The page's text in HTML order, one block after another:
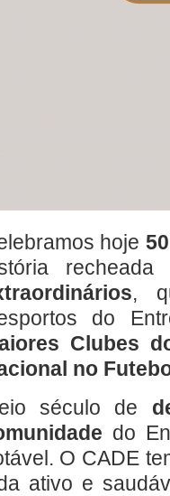
hoje
,
do
Clubes
no
século de
do
O CADE
ativo e